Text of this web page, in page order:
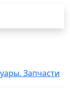
Запчасти